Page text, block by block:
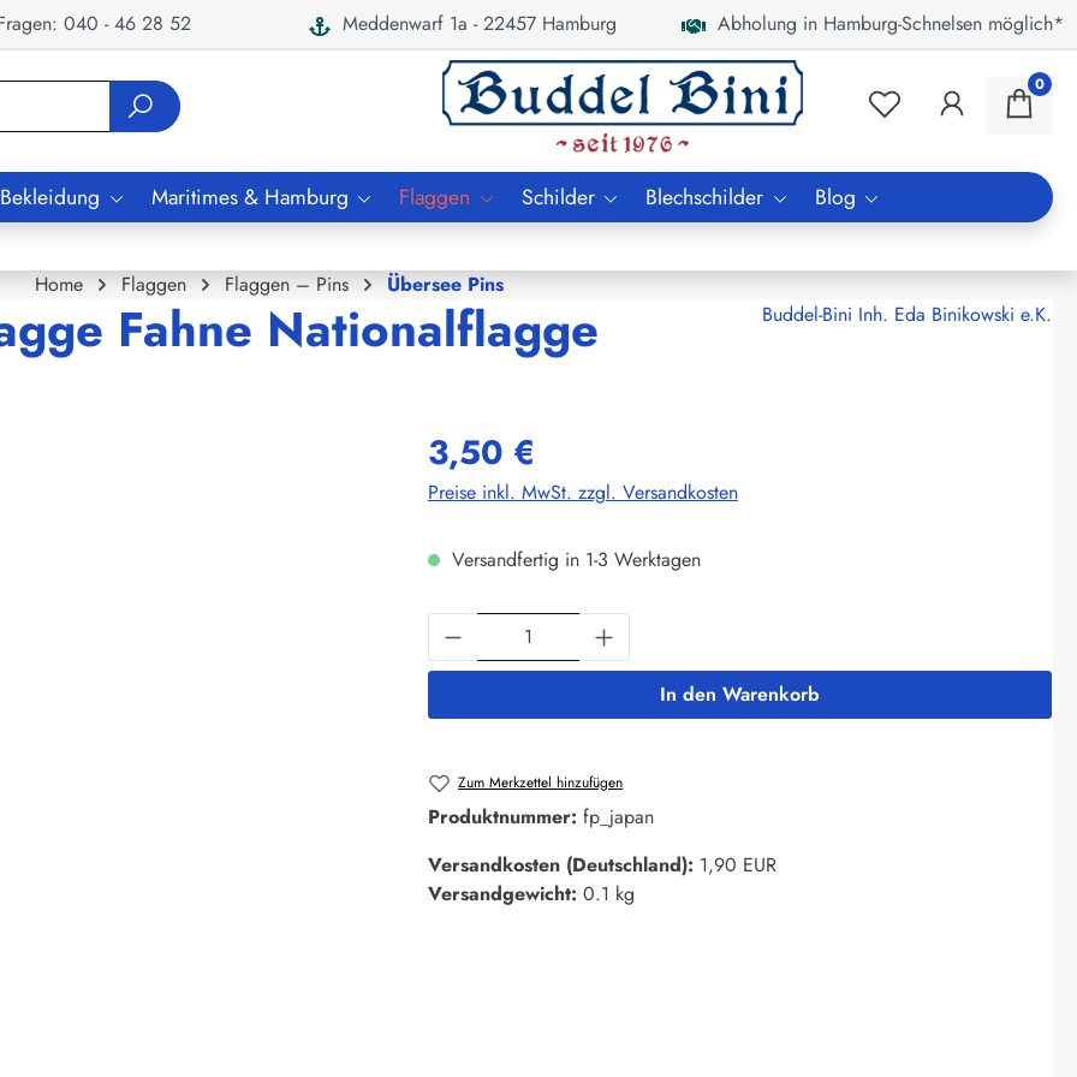
040 - 46 28 52 Meddenwarf 1a - 22457 Hamburg Abholung in Hamburg-Schnelsen möglich*
0
Maritimes & Hamburg Flaggen Schilder Blechschilder Blog
Home Flaggen Flaggen – Pins Übersee Pins
Fahne Nationalflagge Buddel-Bini Inh. Eda Binikowski e.K.
3,50 €
Preise inkl. MwSt. zzgl. Versandkosten
Versandfertig in 1-3 Werktagen
Produkt Anzahl: Gib den gewünschten Wert ein
In den Warenkorb
Zum Merkzettel hinzufügen
Produktnummer: fp_japan
Versandkosten (Deutschland): 1,90 EUR
Versandgewicht: 0.1 kg